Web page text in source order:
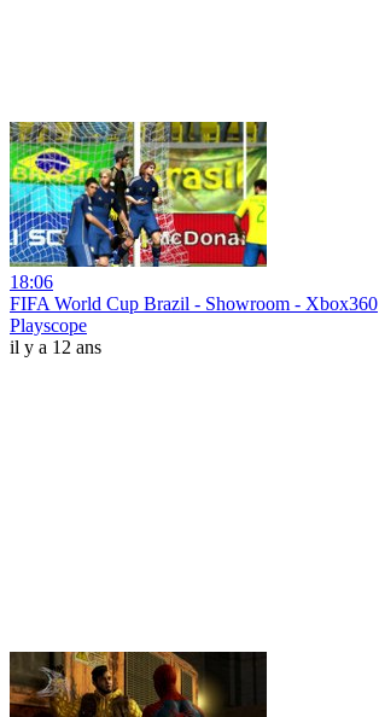
18:06
FIFA World Cup Brazil - Showroom - Xbox360
Playscope
il y a 12 ans